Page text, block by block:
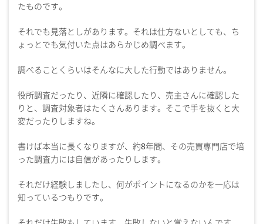
たものです。
それでも見落としがあります。それは仕方ないとしても、ち
ょっとでも気付いた点はあらかじめ調べます。
調べることくらいはそんなに大した行動ではありません。
役所調査だったり、近隣に確認したり、売主さんに確認した
りと、調査対象者はたくさんあります。そこで手を抜くと大
変だったりしますね。
書けば本当に長くなりますが、約8年間、その売買専門店で培
った調査力には自信があったりします。
それだけ経験しましたし、何がポイントになるのかを一応は
知っているつもりです。